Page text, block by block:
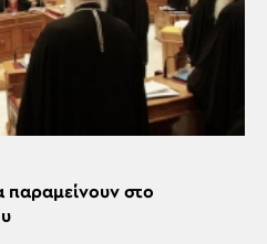
παραμείνουν στο